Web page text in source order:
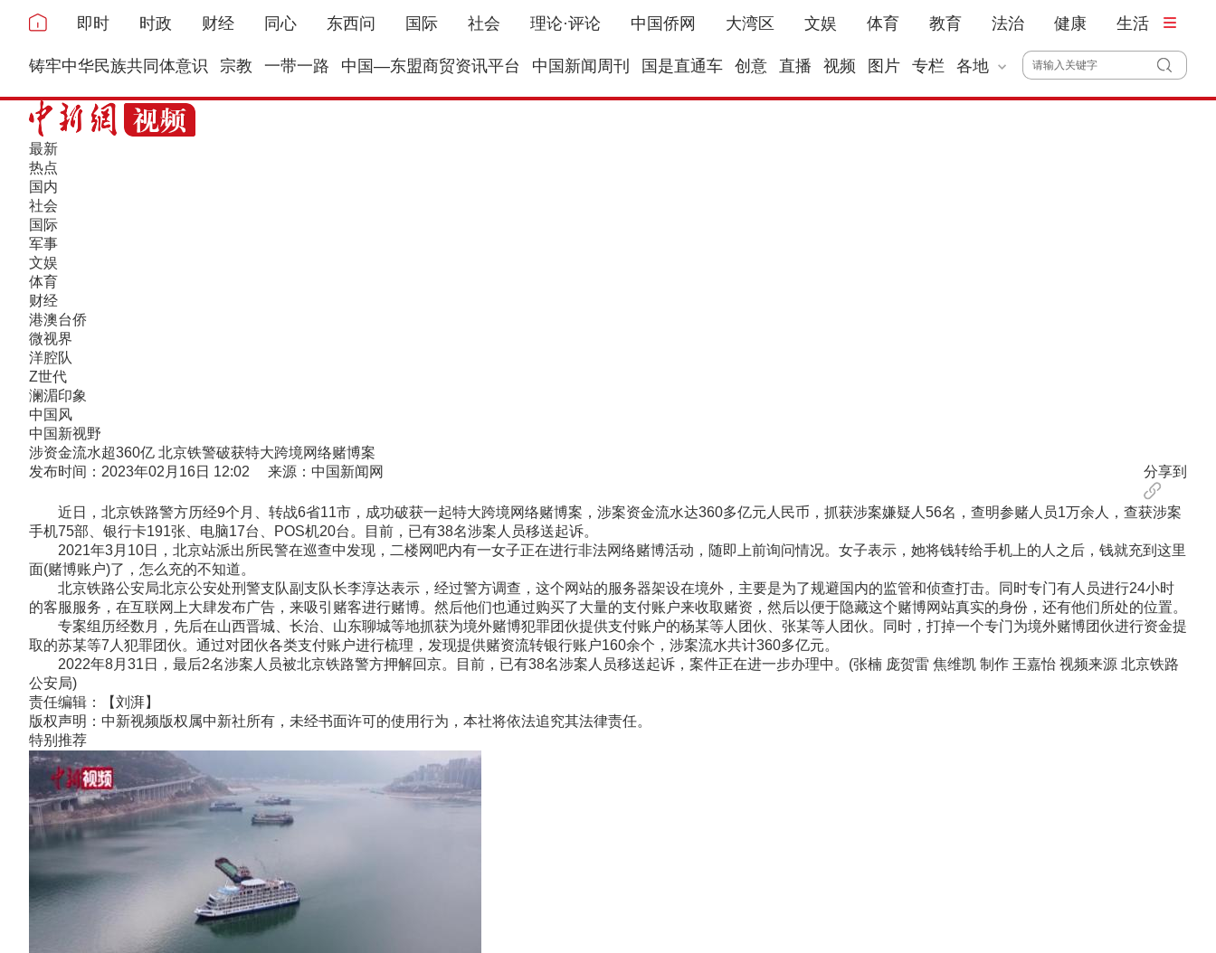
即时 时政 财经 同心 东西问 国际 社会 理论·评论 中国侨网 大湾区 文娱 体育 教育 法治 健康 生活
铸牢中华民族共同体意识 宗教 一带一路 中国—东盟商贸资讯平台 中国新闻周刊 国是直通车 创意 直播 视频 图片 专栏 各地
最新
热点
国内
社会
国际
军事
文娱
体育
财经
港澳台侨
微视界
洋腔队
Z世代
澜湄印象
中国风
中国新视野
涉资金流水超360亿 北京铁警破获特大跨境网络赌博案
发布时间：2023年02月16日 12:02 来源：中国新闻网
分享到
近日，北京铁路警方历经9个月、转战6省11市，成功破获一起特大跨境网络赌博案，涉案资金流水达360多亿元人民币，抓获涉案嫌疑人56名，查明参赌人员1万余人，查获涉案
手机75部、银行卡191张、电脑17台、POS机20台。目前，已有38名涉案人员移送起诉。
2021年3月10日，北京站派出所民警在巡查中发现，二楼网吧内有一女子正在进行非法网络赌博活动，随即上前询问情况。女子表示，她将钱转给手机上的人之后，钱就充到这里
面(赌博账户)了，怎么充的不知道。
北京铁路公安局北京公安处刑警支队副支队长李淳达表示，经过警方调查，这个网站的服务器架设在境外，主要是为了规避国内的监管和侦查打击。同时专门有人员进行24小时
的客服服务，在互联网上大肆发布广告，来吸引赌客进行赌博。然后他们也通过购买了大量的支付账户来收取赌资，然后以便于隐藏这个赌博网站真实的身份，还有他们所处的位置。
专案组历经数月，先后在山西晋城、长治、山东聊城等地抓获为境外赌博犯罪团伙提供支付账户的杨某等人团伙、张某等人团伙。同时，打掉一个专门为境外赌博团伙进行资金提
取的苏某等7人犯罪团伙。通过对团伙各类支付账户进行梳理，发现提供赌资流转银行账户160余个，涉案流水共计360多亿元。
2022年8月31日，最后2名涉案人员被北京铁路警方押解回京。目前，已有38名涉案人员移送起诉，案件正在进一步办理中。(张楠 庞贺雷 焦维凯 制作 王嘉怡 视频来源 北京铁路
公安局)
责任编辑：【刘湃】
版权声明：中新视频版权属中新社所有，未经书面许可的使用行为，本社将依法追究其法律责任。
特别推荐